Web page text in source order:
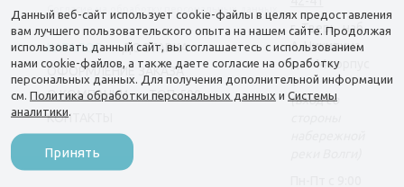
Согласие на обработку персональных данных
КАТАЛОГ
ДОСТАВКА
ОФОРМЛЕНИЕ ЗАКАЗА
О КОМПАНИИ
ТОП-500
КОНТАКТЫ
г. Тверь, наб.
А. Никитина,
д. 144 корпус
1
(вход со
Данный веб-сайт использует cookie-файлы в целях предоставления
вам лучшего пользовательского опыта на нашем сайте. Продолжая
использовать данный сайт, вы соглашаетесь с использованием
нами cookie-файлов, а также даете согласие на обработку
персональных данных. Для получения дополнительной информации
см. Политика обработки персональных данных и Системы
аналитики
Принять